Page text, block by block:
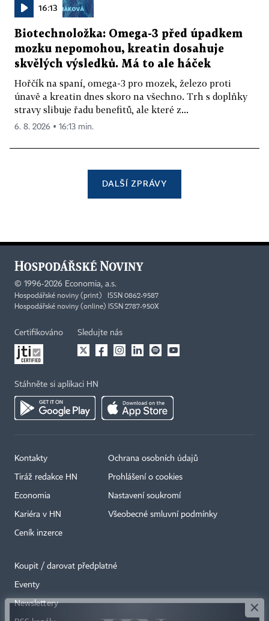
16:13
Biotechnoložka: Omega-3 před úpadkem
mozku nepomohou, kreatin dosahuje
skvělých výsledků. Má to ale háček
Hořčík na spaní, omega-3 pro mozek, železo proti
únavě a kreatin dnes skoro na všechno. Trh s doplňky
stravy slibuje řadu benefitů, ale které z...
6. 8. 2026 ▪ 16:13 min.
DALŠÍ ZPRÁVY
© 1996-2026 Economia, a.s.
Hospodářské noviny (print) ISSN 0862-9587
Hospodářské noviny (online) ISSN 2787-950X
Certifikováno Sledujte nás
Stáhněte si aplikaci HN
Kontakty
Tiráž redakce HN
Economia
Kariéra v HN
Ceník inzerce
Ochrana osobních údajů
Prohlášení o cookies
Nastavení soukromí
Všeobecné smluvní podmínky
Koupit / darovat předplatné
Eventy
Newslettery